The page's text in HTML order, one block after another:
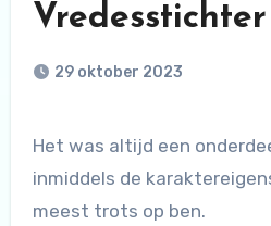
Vredesstichter
29 oktober 2023
Het was altijd een onderdeel van mijn leven en
inmiddels de
meest trots op ben.